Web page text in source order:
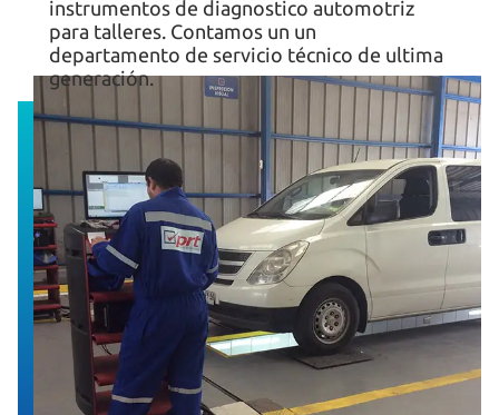
instrumentos de diagnostico automotriz
para talleres. Contamos un un
departamento de servicio técnico de ultima
generación.